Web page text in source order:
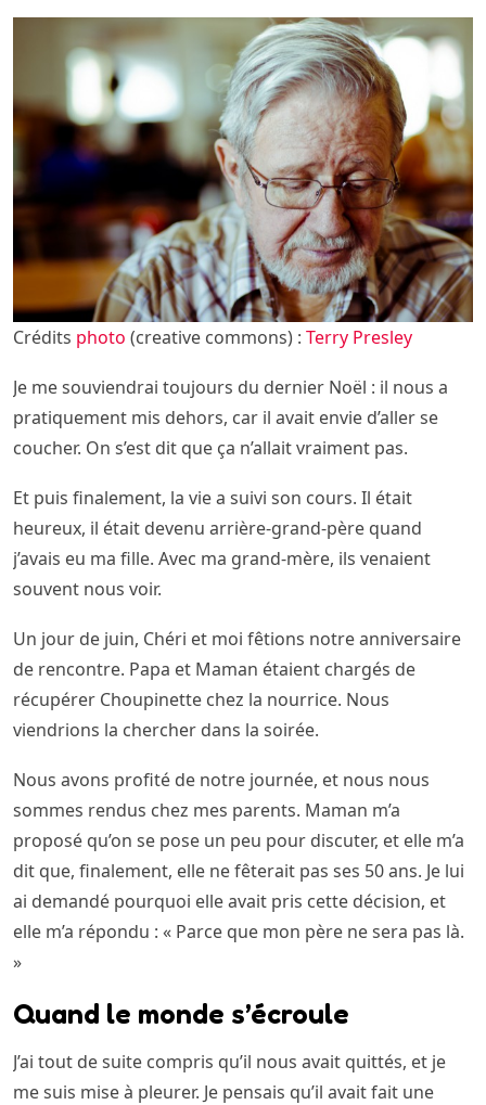
Crédits photo (creative commons) : Terry Presley
Je me souviendrai toujours du dernier Noël : il nous a
pratiquement mis dehors, car il avait envie d’aller se
coucher. On s’est dit que ça n’allait vraiment pas.
Et puis finalement, la vie a suivi son cours. Il était
heureux, il était devenu arrière-grand-père quand
j’avais eu ma fille. Avec ma grand-mère, ils venaient
souvent nous voir.
Un jour de juin, Chéri et moi fêtions notre anniversaire
de rencontre. Papa et Maman étaient chargés de
récupérer Choupinette chez la nourrice. Nous
viendrions la chercher dans la soirée.
Nous avons profité de notre journée, et nous nous
sommes rendus chez mes parents. Maman m’a
proposé qu’on se pose un peu pour discuter, et elle m’a
dit que, finalement, elle ne fêterait pas ses 50 ans. Je lui
ai demandé pourquoi elle avait pris cette décision, et
elle m’a répondu : « Parce que mon père ne sera pas là.
»
Quand le monde s’écroule
J’ai tout de suite compris qu’il nous avait quittés, et je
me suis mise à pleurer. Je pensais qu’il avait fait une